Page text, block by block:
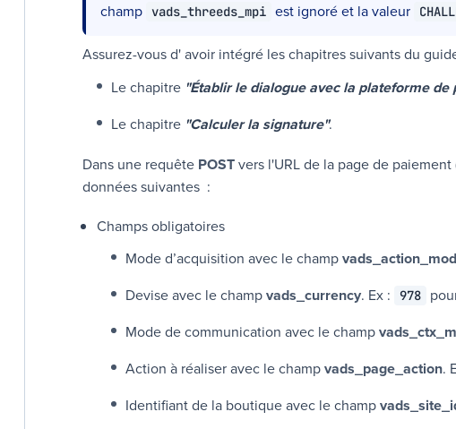
champ vads_threeds_mpi est ignoré et la valeur
Assurez-vous d' avoir intégré les chapitres suivants du
Le chapitre "Établir le dialogue avec la plateforme de
Le chapitre "Calculer la signature".
Dans une requête POSTvers l'URL de la page de paiement
données suivantes :
Champs obligatoires
Mode d’acquisition avec le champ
Devise avec le champvads_currency. Ex : 978
Mode de communication avec le champ
Action à réaliser avec le champvads_page_action.
Identifiant de la boutique avec le champ